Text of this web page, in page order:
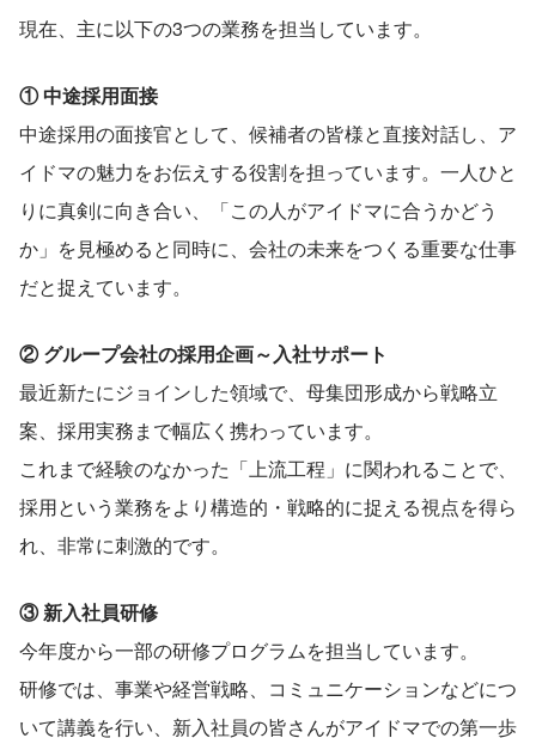
現在、主に以下の3つの業務を担当しています。
① 中途採用面接
中途採用の面接官として、候補者の皆様と直接対話し、ア
イドマの魅力をお伝えする役割を担っています。一人ひと
りに真剣に向き合い、「この人がアイドマに合うかどう
か」を見極めると同時に、会社の未来をつくる重要な仕事
だと捉えています。
② グループ会社の採用企画～入社サポート
最近新たにジョインした領域で、母集団形成から戦略立
案、採用実務まで幅広く携わっています。
これまで経験のなかった「上流工程」に関われることで、
採用という業務をより構造的・戦略的に捉える視点を得ら
れ、非常に刺激的です。
③ 新入社員研修
今年度から一部の研修プログラムを担当しています。
研修では、事業や経営戦略、コミュニケーションなどにつ
いて講義を行い、新入社員の皆さんがアイドマでの第一歩